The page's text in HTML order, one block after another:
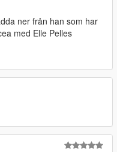
police-civ-els
ner från han som har
med Elle Pelles